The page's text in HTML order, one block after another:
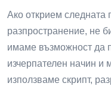
Ако открием следната
разпространение, не
имаме възможност да
изчерпателен начин и
използваме скрипт,